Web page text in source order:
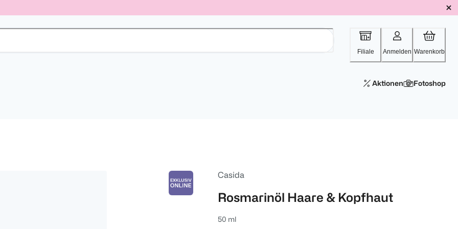
Filiale Anmelden Warenkorb
Aktionen Fotoshop
Casida
Rosmarinöl Haare & Kopfhaut
50 ml